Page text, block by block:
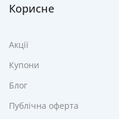
Корисне
Акції
Купони
Блог
Публічна оферта